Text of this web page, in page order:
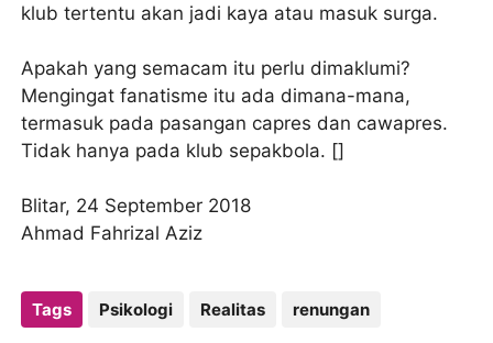
klub tertentu akan jadi kaya atau masuk surga.
Apakah yang semacam itu perlu dimaklumi?
Mengingat fanatisme itu ada dimana-mana,
termasuk pada pasangan capres dan cawapres.
Tidak hanya pada klub sepakbola. []
Blitar, 24 September 2018
Ahmad Fahrizal Aziz
Tags Psikologi Realitas renungan